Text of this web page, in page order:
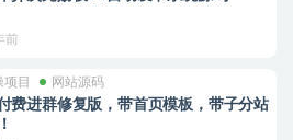
前
项目 网站源码
费进群修复版，带首页模板，带子分站